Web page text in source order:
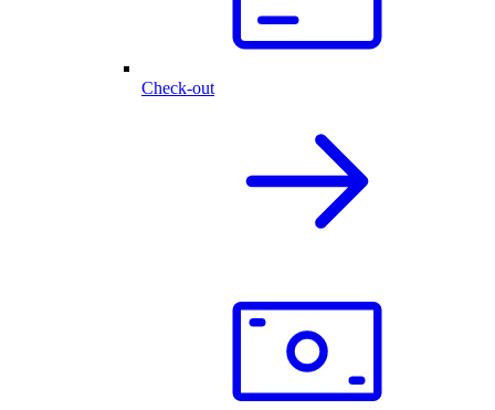
Check-out